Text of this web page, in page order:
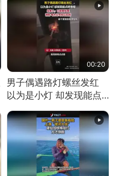
00:20
男子偶遇路灯螺丝发红
以为是小灯 却发现能点
处理